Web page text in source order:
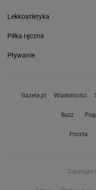
Lekkoatletyka
Piłka ręczna
Pływanie
Gazeta.pl Wiadomości
Buzz
Poczta
Copyright